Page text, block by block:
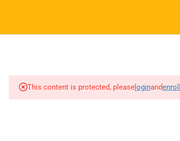
This content is protected, pleaseloginandenroll
2027 Kayıt
Links
Derslerimiz